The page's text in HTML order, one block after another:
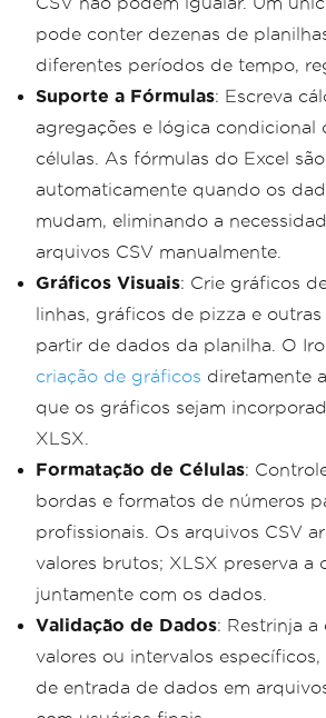
pode conter dezenas de
diferentes períodos de tempo,
Suporte a Fórmulas: Escreva
agregações e lógica condicional
células. As fórmulas do Excel
automaticamente quando os
mudam, eliminando a
arquivos CSV manualmente.
Gráficos Visuais: Crie gráficos
linhas, gráficos de pizza e outras
partir de dados da planilha. O
criação de gráficos diretamente
que os gráficos sejam
XLSX.
Formatação de Células:
bordas e formatos de números
profissionais. Os arquivos CSV
valores brutos; XLSX preserva a
juntamente com os dados.
Validação de Dados: Restrinja a
valores ou intervalos
de entrada de dados em